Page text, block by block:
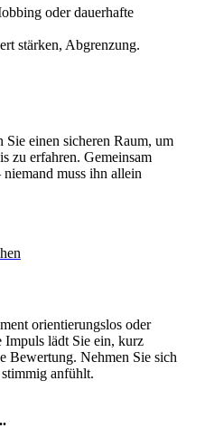
oder dauerhafte
stärken, Abgrenzung.
einen sicheren Raum, um
zu erfahren. Gemeinsam
muss ihn allein
orientierungslos oder
lädt Sie ein, kurz
Bewertung. Nehmen Sie sich
anfühlt.